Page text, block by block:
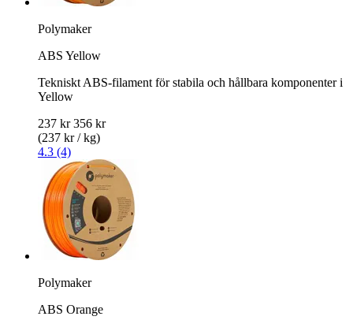
Polymaker
ABS Yellow
Tekniskt ABS-filament för stabila och hållbara komponenter i
Yellow
237 kr 356 kr
(237 kr / kg)
4.3 (4)
Polymaker
ABS Orange